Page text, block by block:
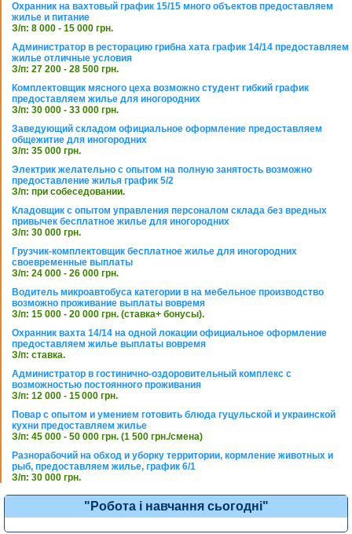
Охранник на вахтовый график 15/15 много объектов предоставляем
жилье и питание
З/п: 8 000 - 15 000 грн.
Администратор в ресторацию грибна хата график 14/14 предоставляем
жилье отличные условия
З/п: 27 200 - 28 500 грн.
Комплектовщик мясного цеха возможно студент гибкий график
предоставляем жилье для иногородних
З/п: 30 000 - 33 000 грн.
Заведующий складом официальное оформление предоставляем
общежитие для иногородних
З/п: 35 000 грн.
Электрик желательно с опытом на полную занятость возможно
предоставление жилья график 5/2
З/п: при собеседовании.
Кладовщик с опытом управления персоналом склада без вредных
привычек бесплатное жилье для иногородних
З/п: 30 000 грн.
Грузчик-комплектовщик бесплатное жилье для иногородних
своевременные выплаты
З/п: 24 000 - 26 000 грн.
Водитель микроавтобуса категории в на мебельное производство
возможно проживание выплаты вовремя
З/п: 15 000 - 20 000 грн. (ставка+ бонусы).
Охранник вахта 14/14 на одной локации официальное оформление
предоставляем жилье выплаты вовремя
З/п: ставка.
Администратор в гостинично-оздоровительный комплекс с
возможностью постоянного проживания
З/п: 12 000 - 15 000 грн.
Повар с опытом и умением готовить блюда гуцульской и украинской
кухни предоставляем жилье
З/п: 45 000 - 50 000 грн. (1 500 грн./смена)
Разнорабочий на обход и уборку территории, кормление животных и
рыб, предоставляем жилье, график 6/1
З/п: 30 000 грн.
"Робота і навчання сьогодні"